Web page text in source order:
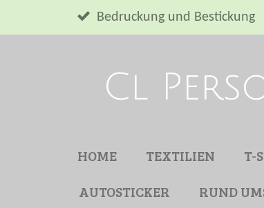
Hauptinhalt
Bedruckung und Bestickung
Cl
HOME TEXTILIEN T-
AUTOSTICKER
RUND